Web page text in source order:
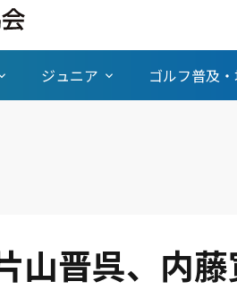
ジュニア ゴルフ普及
山晋呉、内